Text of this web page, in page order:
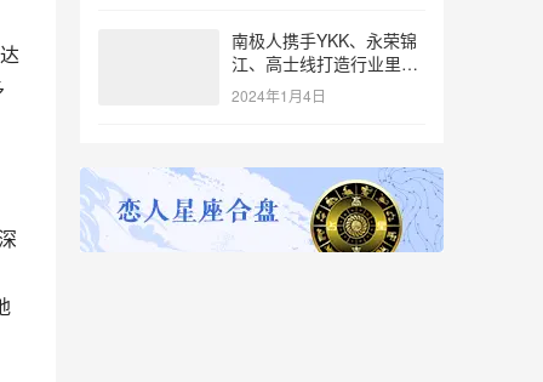
南极人携手YKK、永荣锦
江、高士线打造行业里程
碑
2024年1月4日